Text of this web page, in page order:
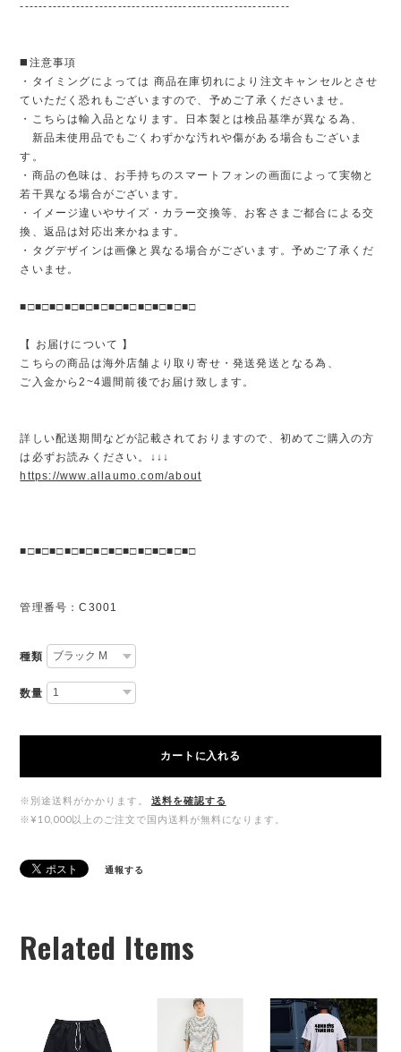
----------------------------------------------------------
◼️注意事項
・タイミングによっては 商品在庫切れにより注文キャンセルとさせ
ていただく恐れもございますので、予めご了承くださいませ。
・こちらは輸入品となります。日本製とは検品基準が異なる為、
新品未使用品でもごくわずかな汚れや傷がある場合もございま
す。
・商品の色味は、お手持ちのスマートフォンの画面によって実物と
若干異なる場合がございます。
・イメージ違いやサイズ・カラー交換等、お客さまご都合による交
換、返品は対応出来かねます。
・タグデザインは画像と異なる場合がございます。予めご了承くだ
さいませ。
■□■□■□■□■□■□■□■□■□■□■□■□
【 お届けについて 】
こちらの商品は海外店舗より取り寄せ・発送発送となる為、
ご入金から2~4週間前後でお届け致します。
詳しい配送期間などが記載されておりますので、初めてご購入の方
は必ずお読みください。↓↓↓
https://www.allaumo.com/about
■□■□■□■□■□■□■□■□■□■□■□■□
管理番号：C3001
種類
数量
カートに入れる
※別途送料がかかります。
送料を確認する
※¥10,000以上のご注文で国内送料が無料になります。
通報する
Related Items